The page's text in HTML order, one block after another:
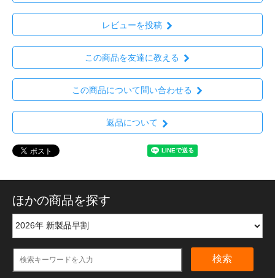
レビューを投稿
この商品を友達に教える
この商品について問い合わせる
返品について
ほかの商品を探す
検索